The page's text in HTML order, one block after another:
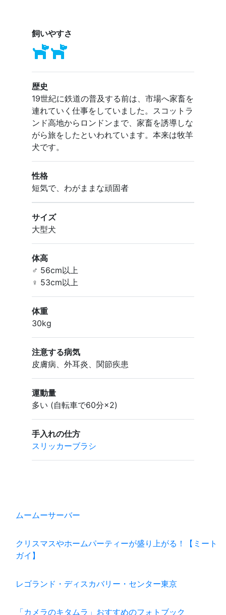
飼いやすさ
歴史
19世紀に鉄道の普及する前は、市場へ家畜を
連れていく仕事をしていました。スコットラ
ンド高地からロンドンまで、家畜を誘導しな
がら旅をしたといわれています。本来は牧羊
犬です。
性格
短気で、わがままな頑固者
サイズ
大型犬
体高
♂ 56cm以上
♀ 53cm以上
体重
30kg
注意する病気
皮膚病、外耳炎、関節疾患
運動量
多い (自転車で60分×2)
手入れの仕方
スリッカーブラシ
ムームーサーバー
クリスマスやホームパーティーが盛り上がる！【ミート
ガイ】
レゴランド・ディスカバリー・センター東京
「カメラのキタムラ」おすすめのフォトブック